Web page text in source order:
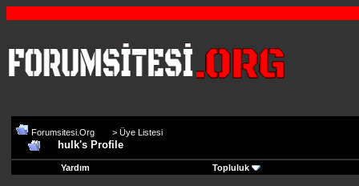
Forumsitesi.Org > Üye Listesi
hulk's Profile
Yardım Topluluk